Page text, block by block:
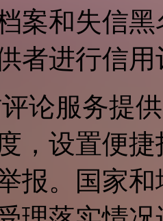
案和失信
者进行信用
论服务提
，设置便
报。国家